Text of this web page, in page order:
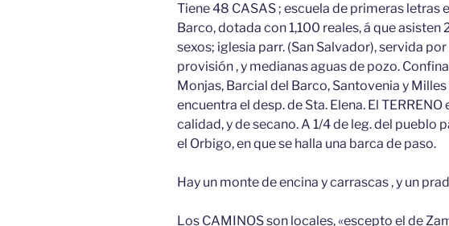
Tiene 48 CASAS ; escuela de primeras letras
Barco, dotada con 1,100 reales, á que asisten
sexos; iglesia parr. (San Salvador), servida
provisión , y medianas aguas de pozo.
Monjas, Barcial del Barco, Santovenia y
encuentra el desp. de Sta. Elena. El TERRENO
calidad, y de secano. A 1/4 de leg. del pueblo
el Orbigo, en que se halla una barca de paso.
Hay un monte de encina y carrascas , y un
Los CAMINOS son locales, «escepto el de